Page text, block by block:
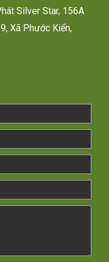
Silver Star, 156A
Xã Phước Kiển,